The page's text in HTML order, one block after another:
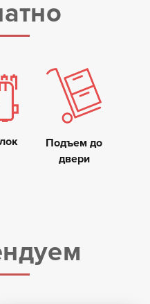
Подъем до
двери